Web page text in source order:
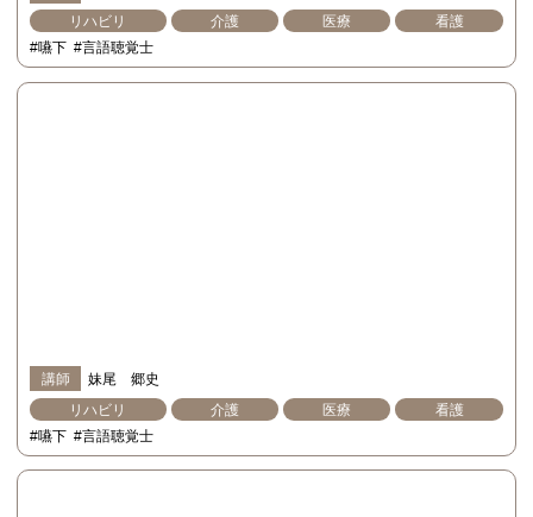
リハビリ
介護 医療
看護
#嚥下 #言語聴覚士
講師
妹尾 郷史
リハビリ
介護 医療
看護
#嚥下 #言語聴覚士